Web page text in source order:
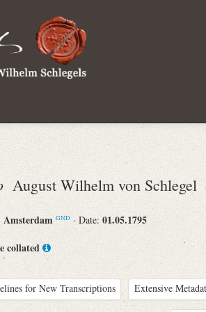
August Wilhelm von Schlegel
Amsterdam GND · Date: 01.05.1795
collated
for New Transcriptions Extensive